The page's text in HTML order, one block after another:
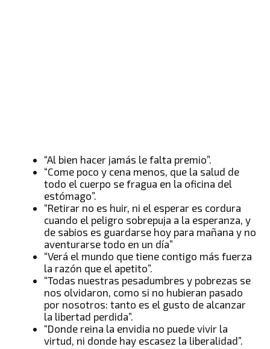
“Al bien hacer jamás le falta premio”.
“Come poco y cena menos, que la salud de
todo el cuerpo se fragua en la oficina del
estómago”.
“Retirar no es huir, ni el esperar es cordura
cuando el peligro sobrepuja a la esperanza, y
de sabios es guardarse hoy para mañana y no
aventurarse todo en un día”
“Verá el mundo que tiene contigo más fuerza
la razón que el apetito”.
“Todas nuestras pesadumbres y pobrezas se
nos olvidaron, como si no hubieran pasado
por nosotros: tanto es el gusto de alcanzar
la libertad perdida”.
“Donde reina la envidia no puede vivir la
virtud, ni donde hay escasez la liberalidad”.